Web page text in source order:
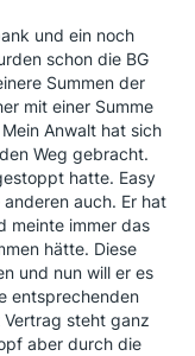
und ein noch
schon die BG
Summen der
mit einer Summe
Anwalt hat sich
Weg gebracht.
hatte. Easy
auch. Er hat
meinte immer das
hätte. Diese
und nun will er es
entsprechenden
Vertrag steht ganz
aber durch die